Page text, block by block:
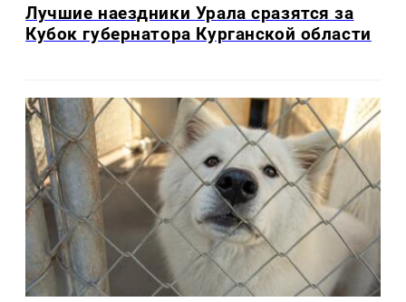
Лучшие наездники Урала сразятся за
Кубок губернатора Курганской области